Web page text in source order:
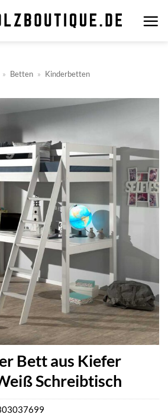
» Betten » Kinderbetten
Bett aus Kiefer
Schreibtisch